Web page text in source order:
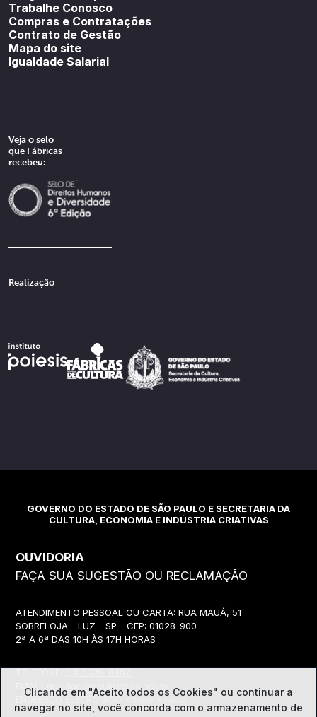
Trabalhe Conosco
Compras e Contratações
Contrato de Gestão
Mapa do site
Igualdade Salarial
Veja o selo
que Fábricas
recebeu:
Realização
GOVERNO DO ESTADO DE SÃO PAULO E SECRETARIA DA
CULTURA, ECONOMIA E INDÚSTRIA CRIATIVAS
OUVIDORIA
FAÇA SUA SUGESTÃO OU RECLAMAÇÃO
ATENDIMENTO PESSOAL OU CARTA: RUA MAUÁ, 51
SOBRELOJA - LUZ - SP - CEP: 01028-900
2ª A 6ª DAS 10H ÀS 17H HORAS
EMAIL:
ouvidoria@cultura.sp.gov.br
ENDEREÇO ELETRÔNICO: clique abaixo
Clicando em "Aceito todos os Cookies" ou continuar a
navegar no site, você concorda com o armazenamento de